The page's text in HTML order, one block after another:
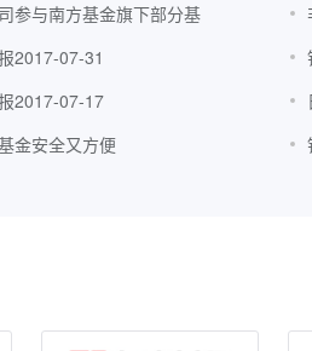
参与南方基金旗下部分基
2017-07-31
2017-07-17
金安全又方便